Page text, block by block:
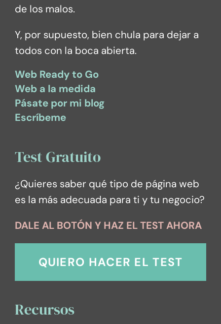
de los malos.
Y, por supuesto, bien chula para dejar a
todos con la boca abierta.
Web Ready to Go
Web a la medida
Pásate por mi blog
Escríbeme
Test Gratuito
¿Quieres saber qué tipo de página web
es la más adecuada para ti y tu negocio?
DALE AL BOTÓN Y HAZ EL TEST AHORA
QUIERO HACER EL TEST
Recursos